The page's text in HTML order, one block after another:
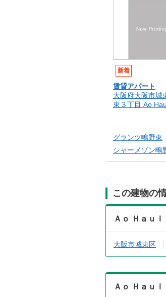
新着
賃貸アパート
大阪府大阪市城
東３丁目 Ao
グランツ鴫野東
シャーメゾン鴫
この建物の
Ａｏ Ｈａｕ
大阪市城東区
Ａｏ Ｈａｕ